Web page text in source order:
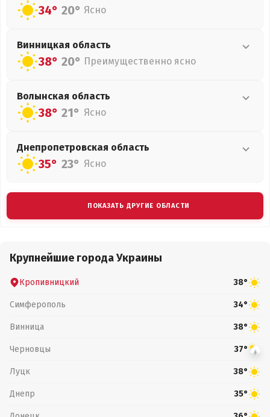
34° 20° Ясно
Винницкая область
38° 20° Преимущественно ясно
Волынская область
38° 21° Ясно
Днепропетровская область
35° 23° Ясно
ПОКАЗАТЬ ДРУГИЕ ОБЛАСТИ
Крупнейшие города Украины
Кропивницкий 38°
Симферополь 34°
Винница 38°
Черновцы 37°
Луцк 38°
Днепр 35°